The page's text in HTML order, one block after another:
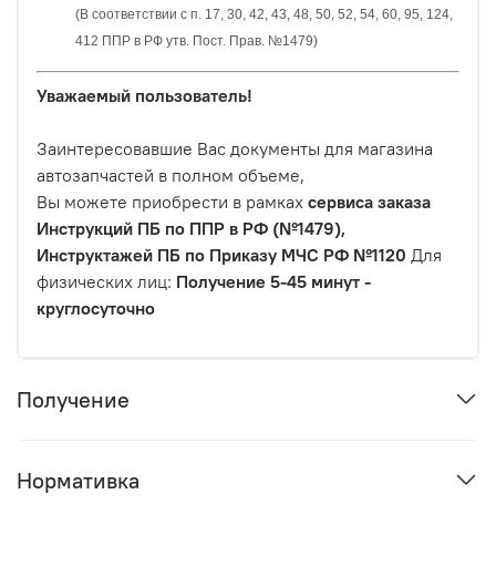
(В соответствии с п. 17, 30, 42, 43, 48, 50, 52, 54, 60, 95, 124,
412 ППР в РФ утв. Пост. Прав. №1479)
Уважаемый пользователь!
Заинтересовавшие Вас документы для магазина
автозапчастей в полном объеме,
Вы можете приобрести в рамках сервиса заказа
Инструкций ПБ по ППР в РФ (№1479),
Инструктажей ПБ по Приказу МЧС РФ №1120 Для
физических лиц: Получение 5-45 минут -
круглосуточно
Получение
Нормативка